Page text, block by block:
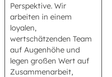
Perspektive. Wir
arbeiten in einem
loyalen,
wertschätzenden Team
auf Augenhöhe und
legen großen Wert auf
Zusammenarbeit,